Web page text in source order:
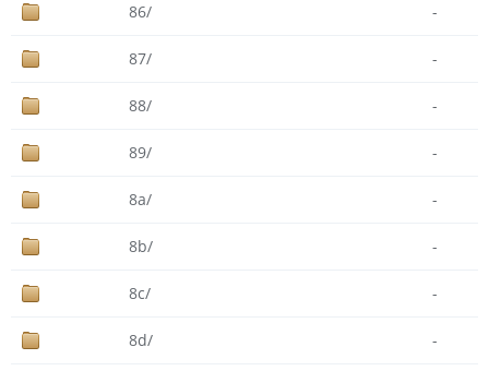
86/ -
87/ -
88/ -
89/ -
8a/ -
8b/ -
8c/ -
8d/ -